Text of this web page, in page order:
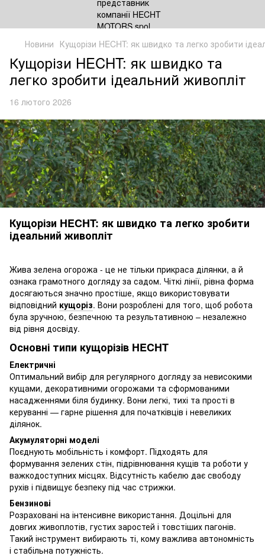
Новини Кущорізи HECHT: як швидко та легко зробити
Кущорізи HECHT: як швидко та
легко зробити ідеальний живопліт
16 лютого 2026
Кущорізи HECHT: як швидко та легко зробити
ідеальний живопліт
Жива зелена огорожа - це не тільки прикраса ділянки, а й
ознака грамотного догляду за садом. Чіткі лінії, рівна форма
досягаються значно простіше, якщо використовувати
відповідний кущоріз. Вони розроблені для того, щоб робота
була зручною, безпечною та результативною – незалежно
від рівня досвіду.
Основні типи кущорізів HECHT
Електричні
Оптимальний вибір для регулярного догляду за невисокими
кущами, декоративними огорожами та сформованими
насадженнями біля будинку. Вони легкі, тихі та прості в
керуванні — гарне рішення для початківців і невеликих
ділянок.
Акумуляторні моделі
Поєднують мобільність і комфорт. Підходять для
формування зелених стін, підрівнювання кущів та роботи у
важкодоступних місцях. Відсутність кабелю дає свободу
рухів і підвищує безпеку під час стрижки.
Бензинові
Розраховані на інтенсивне використання. Доцільні для
довгих живоплотів, густих заростей і товстіших пагонів.
Такий інструмент вибирають ті, кому важлива автономність
і стабільна потужність.